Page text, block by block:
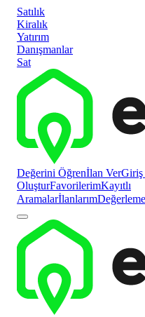
Satılık
Kiralık
Yatırım
Danışmanlar
Sat
Değerini Öğrenİlan VerGiriş
OluşturFavorilerimKayıtlı
Aramalarİlanlarım